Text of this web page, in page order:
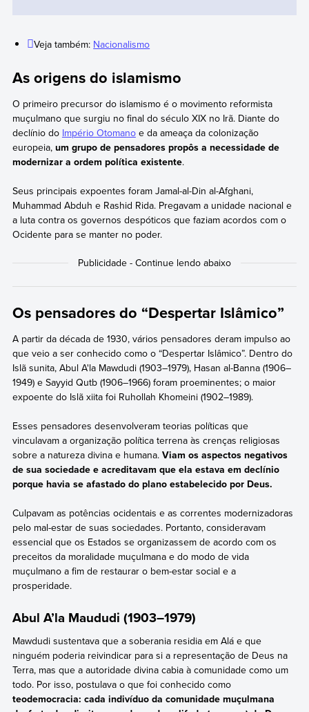
Veja também: Nacionalismo
As origens do islamismo
O primeiro precursor do islamismo é o movimento reformista
muçulmano que surgiu no final do século XIX no Irã. Diante do
declínio do Império Otomanoe da ameaça da colonização
europeia, um grupo de pensadores propôs a necessidade de
modernizar a ordem política existente.
Seus principais expoentes foram Jamal-al-Din al-Afghani,
Muhammad Abduh e Rashid Rida. Pregavam a unidade nacional e
a luta contra os governos despóticos que faziam acordos com o
Ocidente para se manter no poder.
Os pensadores do “Despertar Islâmico”
A partir da década de 1930, vários pensadores deram impulso ao
que veio a ser conhecido como o “Despertar Islâmico”. Dentro do
Islã sunita, Abul A'la Mawdudi (1903–1979), Hasan al-Banna (1906–
1949) e Sayyid Qutb (1906–1966) foram proeminentes; o maior
expoente do Islã xiita foi Ruhollah Khomeini (1902–1989).
Esses pensadores desenvolveram teorias políticas que
vinculavam a organização política terrena às crenças religiosas
sobre a natureza divina e humana.Viam os aspectos negativos
de sua sociedade e acreditavam que ela estava em declínio
porque havia se afastado do plano estabelecido por Deus.
Culpavam as potências ocidentais e as correntes modernizadoras
pelo mal-estar de suas sociedades. Portanto, consideravam
essencial que os Estados se organizassem de acordo com os
preceitos da moralidade muçulmana e do modo de vida
muçulmano a fim de restaurar o bem-estar social e a
prosperidade.
Abul A’la Maududi (1903–1979)
Mawdudi sustentava que a soberania residia em Alá e que
ninguém poderia reivindicar para si a representação de Deus na
Terra, mas que a autoridade divina cabia à comunidade como um
todo. Por isso, postulava o que foi conhecido como
teodemocracia: cada indivíduo da comunidade muçulmana